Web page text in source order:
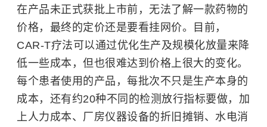
在产品未正式获批上市前，无法了解一款药物的
价格，最终的定价还是要看挂网价。目前，
CAR-T疗法可以通过优化生产及规模化放量来降
低一些成本，但也很难达到价格上很大的变化。
每个患者使用的产品，每批次不只是生产本身的
成本，还有约20种不同的检测放行指标要做，加
上人力成本、厂房仪器设备的折旧摊销、水电消